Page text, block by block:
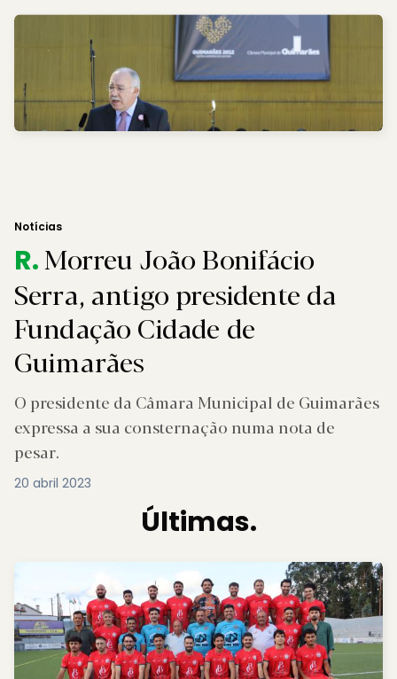
Notícias
R.Morreu João Bonifácio
Serra, antigo presidente da
Fundação Cidade de
Guimarães
O presidente da Câmara Municipal de Guimarães
expressa a sua consternação numa nota de
pesar.
20 abril 2023
Últimas.